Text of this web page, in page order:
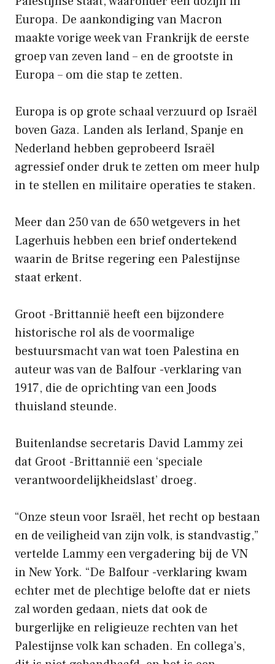
Europa. De aankondiging van Macron
maakte vorige week van Frankrijk de eerste
groep van zeven land – en de grootste in
Europa – om die stap te zetten.
Europa is op grote schaal verzuurd op Israël
boven Gaza. Landen als Ierland, Spanje en
Nederland hebben geprobeerd Israël
agressief onder druk te zetten om meer hulp
in te stellen en militaire operaties te staken.
Meer dan 250 van de 650 wetgevers in het
Lagerhuis hebben een brief ondertekend
waarin de Britse regering een Palestijnse
staat erkent.
Groot -Brittannië heeft een bijzondere
historische rol als de voormalige
bestuursmacht van wat toen Palestina en
auteur was van de Balfour -verklaring van
1917, die de oprichting van een Joods
thuisland steunde.
Buitenlandse secretaris David Lammy zei
dat Groot -Brittannië een ‘speciale
verantwoordelijkheidslast’ droeg.
“Onze steun voor Israël, het recht op bestaan
en de veiligheid van zijn volk, is standvastig,”
vertelde Lammy een vergadering bij de VN
in New York. “De Balfour -verklaring kwam
echter met de plechtige belofte dat er niets
zal worden gedaan, niets dat ook de
burgerlijke en religieuze rechten van het
Palestijnse volk kan schaden. En collega’s,